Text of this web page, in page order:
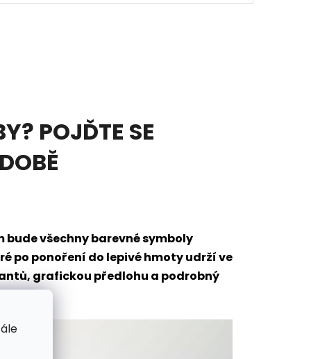
POJĎTE SE
všechny barevné symboly
po ponoření do lepivé hmoty udrží ve
grafickou předlohu a podrobný